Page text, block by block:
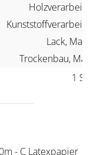
Lack,
Trockenbau,
1
- C Latexpapier